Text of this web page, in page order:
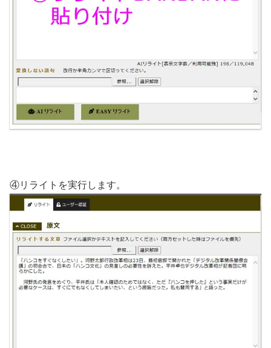
④リライトを実行します。